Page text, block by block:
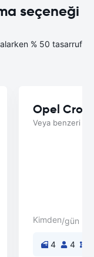
seçeneği
% 50 tasarruf
Opel
Veya benzeri
Kimden/gün
4 4